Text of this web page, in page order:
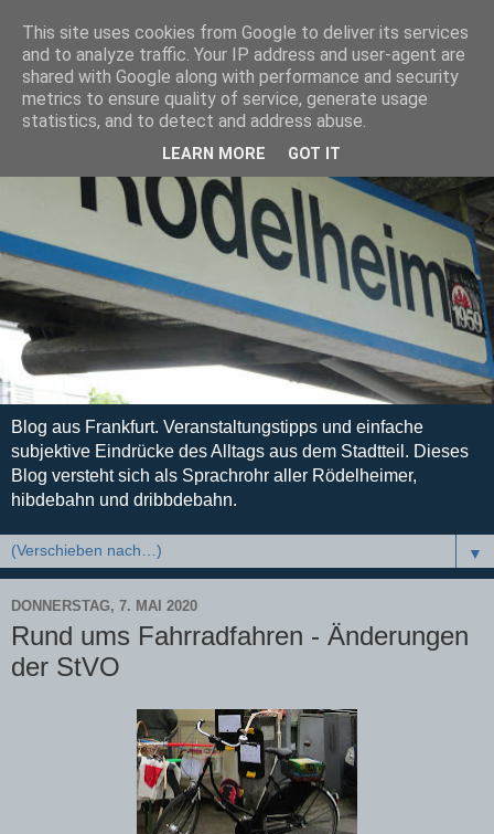
Blog aus Frankfurt. Veranstaltungstipps und einfache
subjektive Eindrücke des Alltags aus dem Stadtteil. Dieses
Blog versteht sich als Sprachrohr aller Rödelheimer,
hibdebahn und dribbdebahn.
▼
DONNERSTAG, 7. MAI 2020
Rund ums Fahrradfahren - Änderungen
der StVO
This site uses cookies from Google to deliver its services
and to analyze traffic. Your IP address and user-agent are
shared with Google along with performance and security
metrics to ensure quality of service, generate usage
statistics, and to detect and address abuse.
LEARN MORE GOT IT